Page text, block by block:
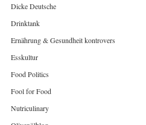
Dicke Deutsche
Drinktank
Ernährung & Gesundheit kontrovers
Esskultur
Food Politics
Fool for Food
Nutriculinary